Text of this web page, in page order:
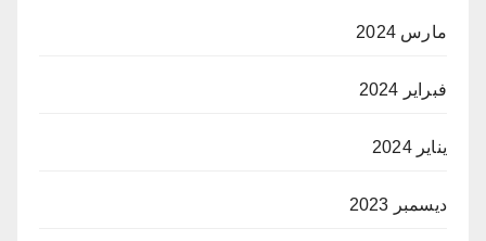
مارس 2024
فبراير 2024
يناير 2024
ديسمبر 2023